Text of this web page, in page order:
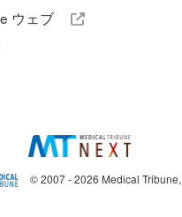
ウェブ
© 2007 - 2026 Medical Tribune,